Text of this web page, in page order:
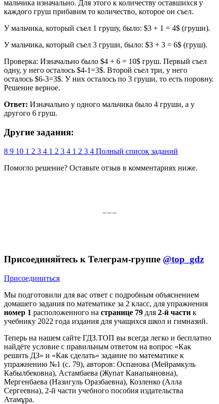
мальчика изначально. Для этого к количеству оставшихся у
каждого груш прибавим то количество, которое он съел.
У мальчика, который съел 1 грушу, было: $3 + 1 = 4$ (груши).
У мальчика, который съел 3 груши, было: $3 + 3 = 6$ (груш).
Проверка: Изначально было $4 + 6 = 10$ груш. Первый съел
одну, у него осталось $4-1=3$. Второй съел три, у него
осталось $6-3=3$. У них осталось по 3 груши, то есть поровну.
Решение верное.
Ответ: Изначально у одного мальчика было 4 груши, а у
другого 6 груш.
Другие задания:
8 9 10 1 2 3 4 1 2 3 4 1 2 3 4 Полный список заданий
Помогло решение? Оставьте отзыв в комментариях ниже.
Присоединяйтесь к Телеграм-группе @top_gdz
Присоединиться
Мы подготовили для вас ответ c подробным объяснением
домашего задания по математике за 2 класс, для упражнения
номер 1 расположенного на странице 79 для 2-й части к
учебнику 2022 года издания для учащихся школ и гимназий.
Теперь на нашем сайте ГДЗ.ТОП вы всегда легко и бесплатно
найдёте условие с правильным ответом на вопрос «Как
решить ДЗ» и «Как сделать» задание по математике к
упражнению №1 (с. 79), авторов: Оспанова (Мейрамкуль
Кабылбековна), Астамбаева (Жупат Канапьяновна),
Мергенбаева (Назигуль Оразбаевна), Козленко (Алла
Сергеевна), 2-й части учебного пособия издательства
Атамұра.